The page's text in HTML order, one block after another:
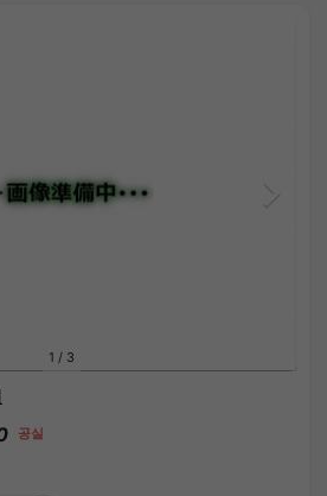
1 / 3
공실